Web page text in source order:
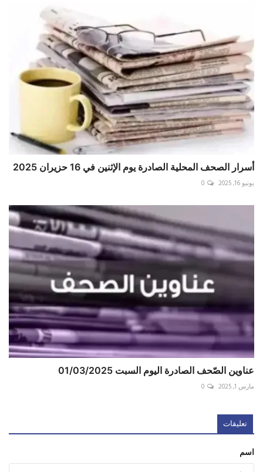
أسرار الصحف المحلية الصادرة يوم الإثنين في 16 حزيران 2025
يونيو 16, 2025 0
عناوين الصّحف الصادرة اليوم السبت 01/03/2025
مارس 1, 2025 0
تعليقات
اسم